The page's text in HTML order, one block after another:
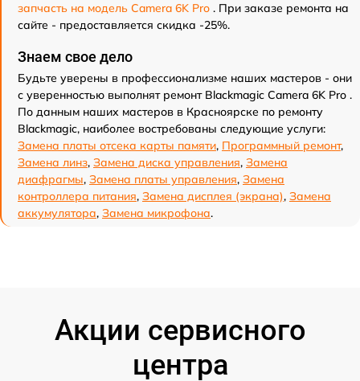
запчасть на модель Camera 6K Pro . При заказе ремонта на
сайте - предоставляется скидка -25%.
Знаем свое дело
Будьте уверены в профессионализме наших мастеров - они
с уверенностью выполнят ремонт Blackmagic Camera 6K Pro .
По данным наших мастеров в Красноярске по ремонту
Blackmagic, наиболее востребованы следующие услуги:
Замена платы отсека карты памяти, Программный ремонт,
Замена линз, Замена диска управления, Замена
диафрагмы, Замена платы управления, Замена
контроллера питания, Замена дисплея (экрана), Замена
аккумулятора, Замена микрофона.
Акции сервисного
центра